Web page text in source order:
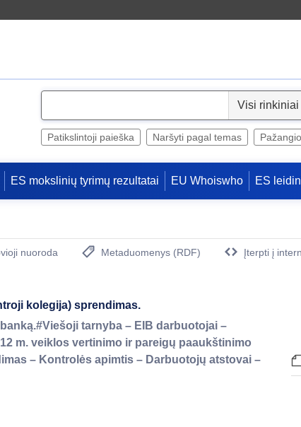
e
Patikslintoji paieška Naršyti pagal temas
ES mokslinių tyrimų rezultatai EU Whoiswho ES
nuoroda
Metaduomenys (RDF)
Įterpti į
kolegija) sprendimas.
tarnyba – EIB darbuotojai –
m. veiklos vertinimo ir pareigų paaukštinimo
– Kontrolės apimtis – Darbuotojų atstovai –